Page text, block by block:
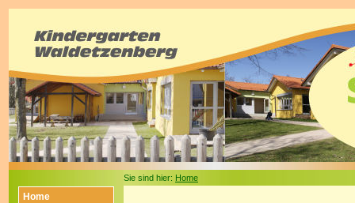
Home
Sie sind hier: Home